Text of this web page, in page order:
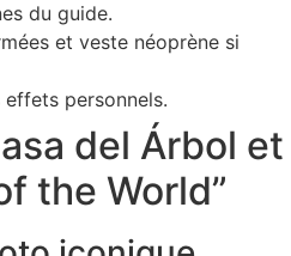
du guide.
et veste néoprène si
personnels.
del Árbol et
the World”